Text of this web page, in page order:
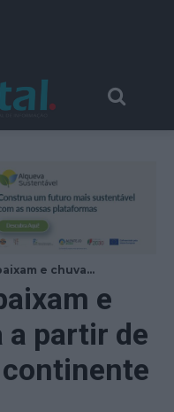
e chuva...
e
a partir de